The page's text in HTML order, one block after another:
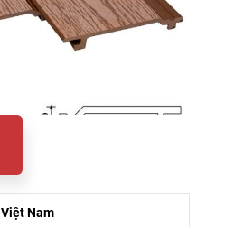
Việt Nam